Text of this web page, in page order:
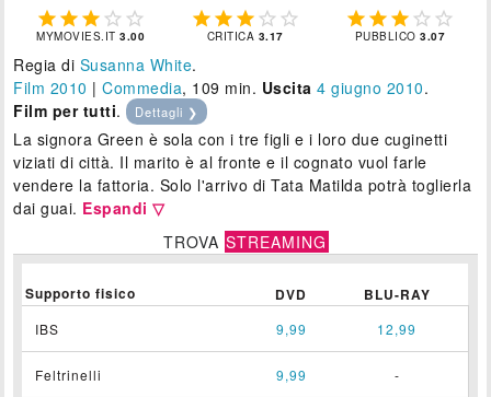
    
MYMOVIES.IT3.00
    
CRITICA 3.17
    
PUBBLICO3.07
Regia di Susanna White.
Film 2010 |Commedia, 109 min. Uscita 4 giugno 2010.
Film per tutti. Dettagli ❯
La signora Green è sola con i tre figli e i loro due cuginetti
viziati di città. Il marito è al fronte e il cognato vuol farle
vendere la fattoria. Solo l'arrivo di Tata Matilda potrà toglierla
dai guai. Espandi ▽
TROVA STREAMING
Supporto fisico DVD BLU-RAY
IBS 9,99 12,99
Feltrinelli 9,99 -